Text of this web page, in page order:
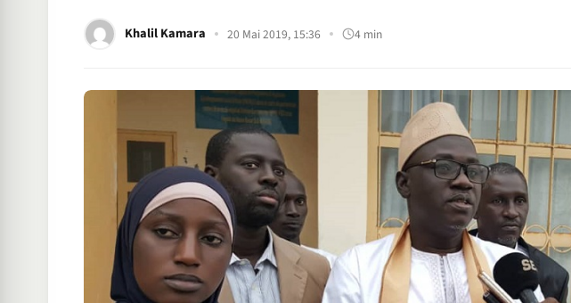
Khalil Kamara 20 Mai 2019, 15:36 4 min